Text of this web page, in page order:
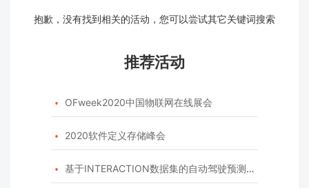
抱歉，没有找到相关的活动，您可以尝试其它关键词搜索
推荐活动
 OFweek2020中国物联网在线展会
 2020软件定义存储峰会
 基于INTERACTION数据集的自动驾驶预测模型挑战赛